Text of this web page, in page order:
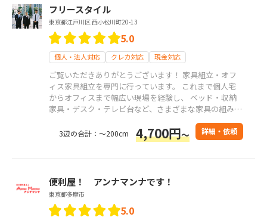
フリースタイル
東京都江戸川区 西小松川町20-13
5.0
個人・法人対応 クレカ対応 現金対応
ご覧いただきありがとうございます！ 家具組立・オフ
ィス家具組立を専門に行っています。 これまで個人宅
からオフィスまで幅広い現場を経験し、 ベッド・収納
家具・デスク・テレビ台など、さまざまな家具の組み立
注は行っていません。 作業中の音や周囲への配慮、床
や家具への傷防止にも気を配り、安心してお任せいただ
3辺の合計：～200cm 4,700円～ 詳細・依頼
便利屋！ アンナマンナです！
東京都多摩市
5.0